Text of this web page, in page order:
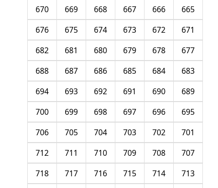
665
666
667
668
669
670
671
672
673
674
675
676
677
678
679
680
681
682
683
684
685
686
687
688
689
690
691
692
693
694
695
696
697
698
699
700
701
702
703
704
705
706
707
708
709
710
711
712
713
714
715
716
717
718